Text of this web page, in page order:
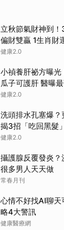
立秋節氣財神到
偏財雙贏 1生肖財
健康2.0
小禎養肝祕方曝
瓜子可護肝 醫曝
健康2.0
洗頭排水孔塞爆
揭3招「吃回黑髮」
健康2.0
攝護腺反覆發炎？
很多男人天天做
常春月刊
心情不好找AI聊天
略4大警訊
健康醫療網